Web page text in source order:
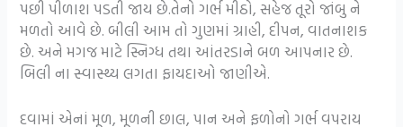
પછી પીળાશ પડતી જાય છે.તેનો ગર્ભ મીઠો, સહેજ તૂરો જાંબુ ને
મળતો આવે છે. બીલી આમ તો ગુણમાં ગ્રાહી, દીપન, વાતનાશક
છે. અને મગજ માટે સ્નિગ્ધ તથા આંતરડાને બળ આપનાર છે.
બિલી ના સ્વાસ્થ્ય લગતા ફાયદાઓ જાણીએ.
દવામાં એનાં મૂળ, મૂળની છાલ, પાન અને ફળોનો ગર્ભ વપરાય